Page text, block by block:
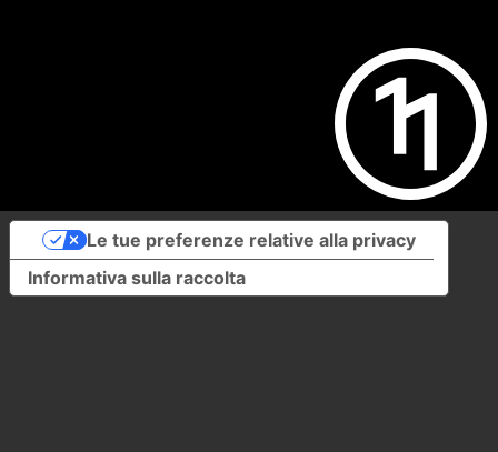
Informativa sulla raccolta
Le tue preferenze relative alla privacy